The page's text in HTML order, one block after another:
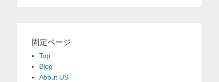
固定ページ
Top
Blog
About US